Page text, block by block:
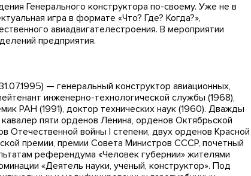
Генерального конструктора по-своему. Уже не в
игра в формате «Что? Где? Когда?»,
авиадвигателестроения. В мероприятии
предприятия.
— генеральный конструктор авиационных,
инженерно-технологической службы (1968),
РАН (1991), доктор технических наук (1960). Дважды
пяти орденов Ленина, орденов Октябрьской
Отечественной войны I степени, двух орденов Красной
премии, премии Совета Министров СССР, почетный
референдума «Человек губернии» жителями
«Деятель науки, ученый, конструктор». Под